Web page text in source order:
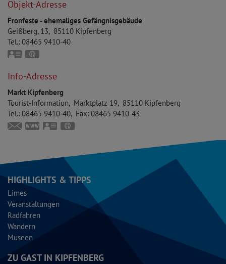
Objekt-Adresse
Fronfeste - ehemaliges Gefängnisgebäude
Geißberg, 13
85110 Kipfenberg
Tel.: 08465 9410-40
vCard
Info-Adresse
Markt Kipfenberg
Tourist-Information
Marktplatz 19 85110 Kipfenberg
Tel.: 08465 9410-40 Fax: 08465 9410-43
touristinfo@markt-kipfenberg.de
www.kipfenberg.de
vCard
HIGHLIGHTS & TIPPS
Limes
Veranstaltungen
Radfahren
Wandern
Museen
ZU GAST IN KIPFENBERG